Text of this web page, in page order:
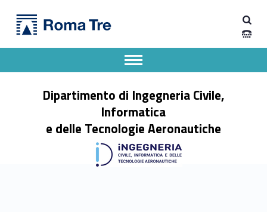
FERNANDO NICOLO' - Dipartimento di Ingegneria Civile, Informatica e delle Tecnologie Aeronautiche
Dipartimento di Ingegneria Civile,
Informatica
e delle Tecnologie Aeronautiche
Apri il menu secondario
Header info sidebar